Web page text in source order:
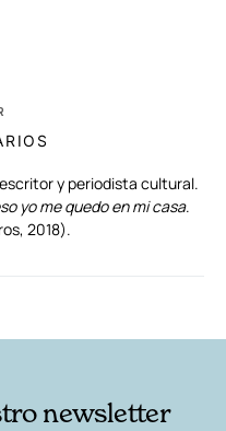
y periodista cultural.
yo me quedo en mi casa.
2018).
newsletter